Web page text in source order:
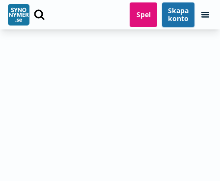
Spel
Skapa
konto